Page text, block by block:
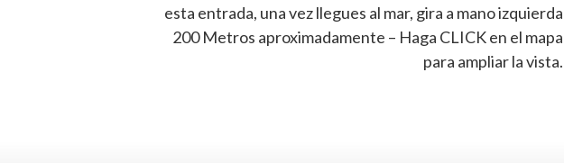
esta entrada, una vez llegues al mar, gira a mano izquierda
200 Metros aproximadamente – Haga CLICK en el mapa
para ampliar la vista.